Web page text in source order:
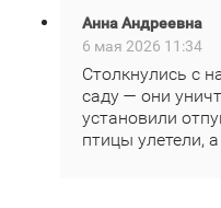
Анна Андреевна
6 мая 2026 11:34
Столкнулись с
саду — они
установили
птицы улетели,